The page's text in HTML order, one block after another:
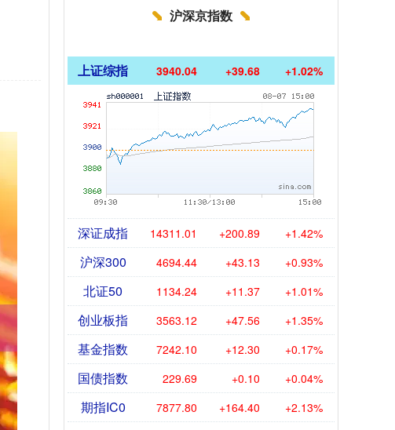
沪深京指数
上证综指 3940.04 +39.68 +1.02%
深证成指 14311.01 +200.89 +1.42%
沪深300 4694.44 +43.13 +0.93%
北证50 1134.24 +11.37 +1.01%
创业板指 3563.12 +47.56 +1.35%
基金指数 7242.10 +12.30 +0.17%
国债指数 229.69 +0.10 +0.04%
期指IC0 7877.80 +164.40 +2.13%